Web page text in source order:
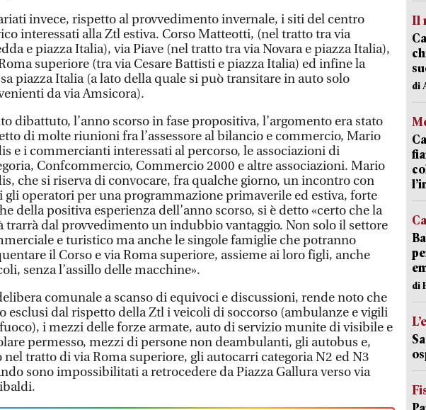
invece, rispetto al provvedimento invernale, i siti del centro
interessati alla Ztl estiva. Corso Matteotti, (nel tratto tra via
e piazza Italia), via Piave (nel tratto tra via Novara e piazza Italia),
superiore (tra via Cesare Battisti e piazza Italia) ed infine la
piazza Italia (a lato della quale si può transitare in auto solo
da via Amsicora).
dibattuto, l’anno scorso in fase propositiva, l’argomento era stato
di molte riunioni fra l’assessore al bilancio e commercio, Mario
e i commercianti interessati al percorso, le associazioni di
Confcommercio, Commercio 2000 e altre associazioni. Mario
che si riserva di convocare, fra qualche giorno, un incontro con
gli operatori per una programmazione primaverile ed estiva, forte
della positiva esperienza dell’anno scorso, si è detto «certo che la
trarrà dal provvedimento un indubbio vantaggio. Non solo il settore
e turistico ma anche le singole famiglie che potranno
il Corso e via Roma superiore, assieme ai loro figli, anche
senza l’assillo delle macchine».
comunale a scanso di equivoci e discussioni, rende noto che
esclusi dal rispetto della Ztl i veicoli di soccorso (ambulanze e vigili
i mezzi delle forze armate, auto di servizio munite di visibile e
permesso, mezzi di persone non deambulanti, gli autobus e,
nel tratto di via Roma superiore, gli autocarri categoria N2 ed N3
sono impossibilitati a retrocedere da Piazza Gallura verso via
Il
di
di